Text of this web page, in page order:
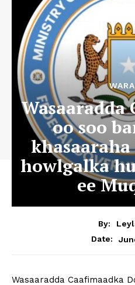
Wasaaradda
oo soo
howlgalka
ee
By:
Date:
Wasaaradda Caafimaadka